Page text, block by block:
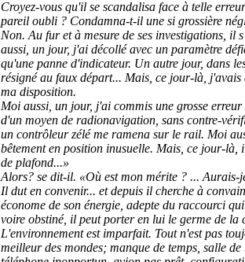
Croyez-vous qu'il se scandalisa face à telle
pareil oubli ? Condamna-t-il une si grossière
Non. Au fur et à mesure de ses investigations, il
aussi, un jour, j'ai décollé avec un paramètre
qu'une panne d'indicateur. Un autre jour, dans
résigné au faux départ... Mais, ce jour-là,
ma disposition.
Moi aussi, un jour, j'ai commis une grosse
d'un moyen de radionavigation, sans contre-
un contrôleur zélé me ramena sur le rail. Moi
bêtement en position inusuelle. Mais, ce jour-
de plafond...»
Alors? se dit-il. «Où est mon mérite ? ... Aurais-
Il dut en convenir... et depuis il cherche à
économe de son énergie, adepte du raccourci
voire obstiné, il peut porter en lui le germe de la
L'environnement est imparfait. Tout n'est pas
meilleur des mondes; manque de temps, salle